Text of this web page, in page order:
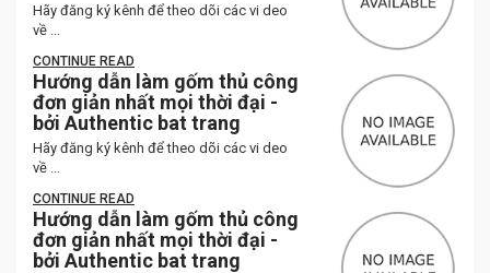
Hãy đăng ký kênh để theo dõi các vi deo
về ...
CONTINUE READ
Hướng dẫn làm gốm thủ công
đơn giản nhất mọi thời đại -
bởi Authentic bat trang
Hãy đăng ký kênh để theo dõi các vi deo
về ...
CONTINUE READ
Hướng dẫn làm gốm thủ công
đơn giản nhất mọi thời đại -
bởi Authentic bat trang